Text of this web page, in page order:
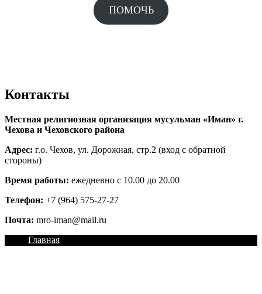
ПОМОЧЬ
Контакты
Местная религиозная организация мусульман «Иман» г.
Чехова и Чеховского района
Адрес: г.о. Чехов, ул. Дорожная, стр.2 (вход с обратной
стороны)
Время работы: ежедневно с 10.00 до 20.00
Телефон: +7 (964) 575-27-27
Почта: mro-iman@mail.ru
Главная